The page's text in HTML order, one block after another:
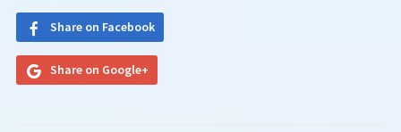
Share on Facebook
Share on Google+